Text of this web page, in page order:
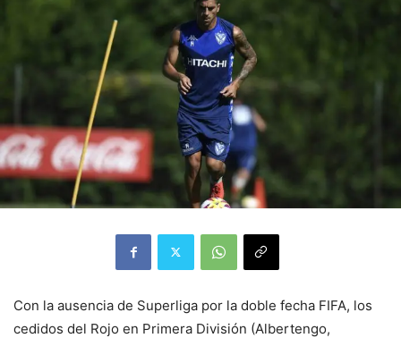
Con la ausencia de Superliga por la doble fecha FIFA, los
cedidos del Rojo en Primera División (Albertengo,